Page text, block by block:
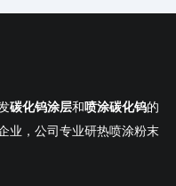
碳化钨涂层和喷涂碳化钨的
业，公司专业研热喷涂粉末